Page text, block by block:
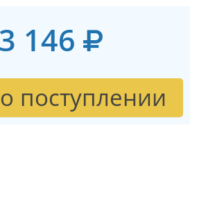
146
поступлении